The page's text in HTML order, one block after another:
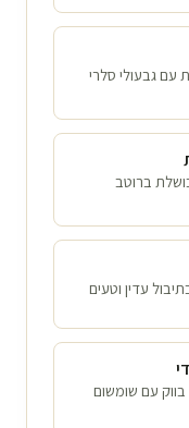
עם גבעולי סלרי
ברוטב
עדין וטעים
עם שומשום